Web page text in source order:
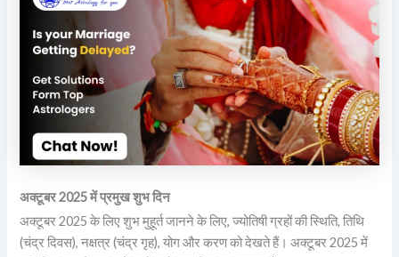
अक्टूबर 2025 में प्रमुख शुभ दिन
अक्टूबर 2025 के लिए शुभ मुहूर्त जानने के लिए, ज्योतिषी ग्रहों की स्थिति, तिथि
(चंद्र दिवस), नक्षत्र (चंद्र गृह), योग और करण को देखते हैं। अक्टूबर 2025 में